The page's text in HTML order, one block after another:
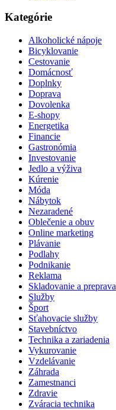
Kategórie
Alkoholické nápoje
Bicyklovanie
Cestovanie
Domácnosť
Doplnky
Doprava
Dovolenka
E-shopy
Energetika
Financie
Gastronómia
Investovanie
Jedlo a výživa
Kúrenie
Móda
Nábytok
Nezaradené
Oblečenie a obuv
Online marketing
Plávanie
Podlahy
Podnikanie
Reklama
Skladovanie a preprava
Služby
Šport
Sťahovacie služby
Stavebníctvo
Technika a zariadenia
Vykurovanie
Vzdelávanie
Záhrada
Zamestnanci
Zdravie
Zváracia technika